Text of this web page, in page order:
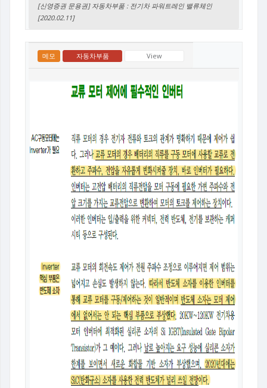
[신영증권 문용권] 자동차부품 : 전기차 파워트레인 밸류체인
[2020.02.11]
메모 자동차부품 View